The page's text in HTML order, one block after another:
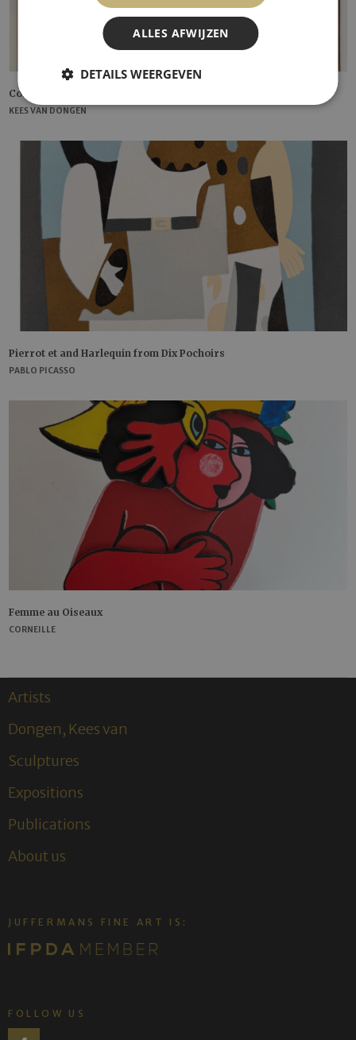
Corn Poppy
KEES VAN DONGEN
Pierrot et and Harlequin from Dix Pochoirs
PABLO PICASSO
Femme au Oiseaux
CORNEILLE
Artists
Dongen, Kees van
Sculptures
Expositions
Publications
About us
JUFFERMANS FINE ART IS:
FOLLOW US
ALLES AFWIJZEN
DETAILS WEERGEVEN